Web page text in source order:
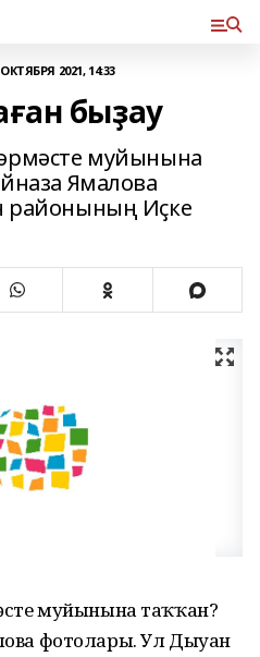
2021, 14:33
быҙау
муйынына
Ямалова
районының Иҫке
муйынына таҡҡан?
фотолары. Ул Дыуан